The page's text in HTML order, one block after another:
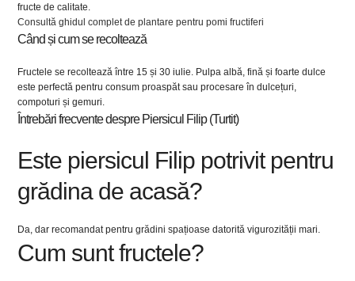
fructe de calitate.
Consultă ghidul complet de plantare pentru pomi fructiferi
Când și cum se recoltează
Fructele se recoltează între 15 și 30 iulie. Pulpa albă, fină și foarte dulce
este perfectă pentru consum proaspăt sau procesare în dulcețuri,
compoturi și gemuri.
Întrebări frecvente despre Piersicul Filip (Turtit)
Este piersicul Filip potrivit pentru
grădina de acasă?
Da, dar recomandat pentru grădini spațioase datorită vigurozității mari.
Cum sunt fructele?